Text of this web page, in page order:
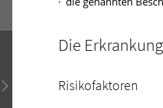
Die Erkrankung
Risikofaktoren